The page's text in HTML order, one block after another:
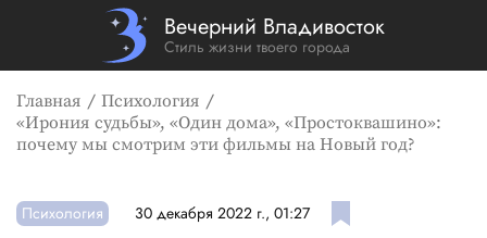
Вечерний Владивосток
Стиль жизни твоего города
Главная
Психология
«Ирония судьбы», «Один дома», «Простоквашино»:
почему мы смотрим эти фильмы на Новый год?
Психология 30 декабря 2022 г., 01:27